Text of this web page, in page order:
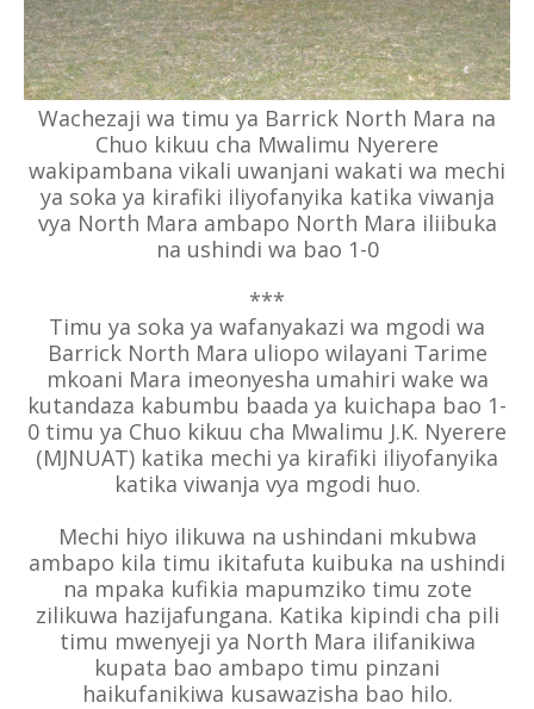
Wachezaji wa timu ya Barrick North Mara na
Chuo kikuu cha Mwalimu Nyerere
wakipambana vikali uwanjani wakati wa mechi
ya soka ya kirafiki iliyofanyika katika viwanja
vya North Mara ambapo North Mara iliibuka
na ushindi wa bao 1-0
***
Timu ya soka ya wafanyakazi wa mgodi wa
Barrick North Mara uliopo wilayani Tarime
mkoani Mara imeonyesha umahiri wake wa
kutandaza kabumbu baada ya kuichapa bao 1-
0 timu ya Chuo kikuu cha Mwalimu J.K. Nyerere
(MJNUAT) katika mechi ya kirafiki iliyofanyika
katika viwanja vya mgodi huo.
Mechi hiyo ilikuwa na ushindani mkubwa
ambapo kila timu ikitafuta kuibuka na ushindi
na mpaka kufikia mapumziko timu zote
zilikuwa hazijafungana. Katika kipindi cha pili
timu mwenyeji ya North Mara ilifanikiwa
kupata bao ambapo timu pinzani
haikufanikiwa kusawazisha bao hilo.